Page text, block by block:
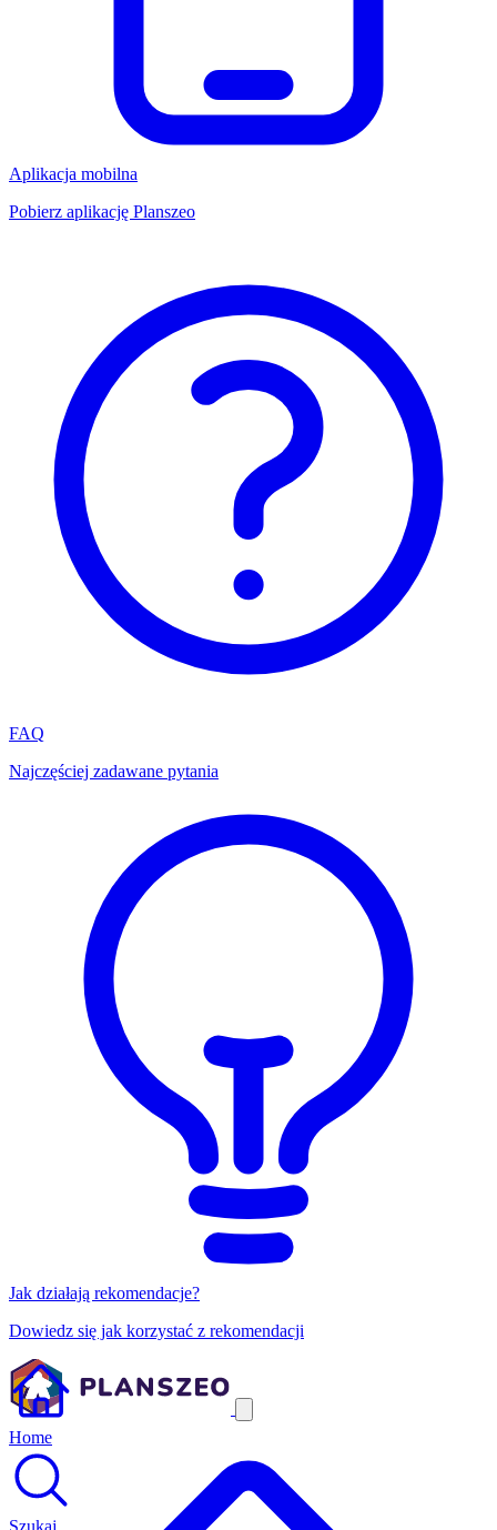
Aplikacja mobilna
Pobierz aplikację Planszeo
FAQ
Najczęściej zadawane pytania
Jak działają rekomendacje?
Dowiedz się jak korzystać z rekomendacji
Home
Szukaj